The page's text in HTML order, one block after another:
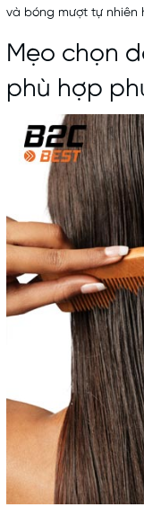
và bóng mượt tự nhiên
Mẹo chọn
phù hợp